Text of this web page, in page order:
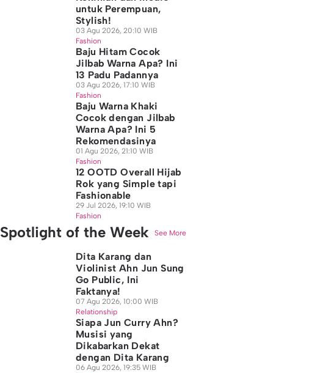
untuk Perempuan,
Stylish!
03 Agu 2026, 20:10 WIB
Fashion
Baju Hitam Cocok
Jilbab Warna Apa? Ini
13 Padu Padannya
03 Agu 2026, 17:10 WIB
Fashion
Baju Warna Khaki
Cocok dengan Jilbab
Warna Apa? Ini 5
Rekomendasinya
01 Agu 2026, 21:10 WIB
Fashion
12 OOTD Overall Hijab
Rok yang Simple tapi
Fashionable
29 Jul 2026, 19:10 WIB
Fashion
Spotlight of the Week See More
Dita Karang dan
Violinist Ahn Jun Sung
Go Public, Ini
Faktanya!
07 Agu 2026, 10:00 WIB
Relationship
Siapa Jun Curry Ahn?
Musisi yang
Dikabarkan Dekat
dengan Dita Karang
06 Agu 2026, 19:35 WIB